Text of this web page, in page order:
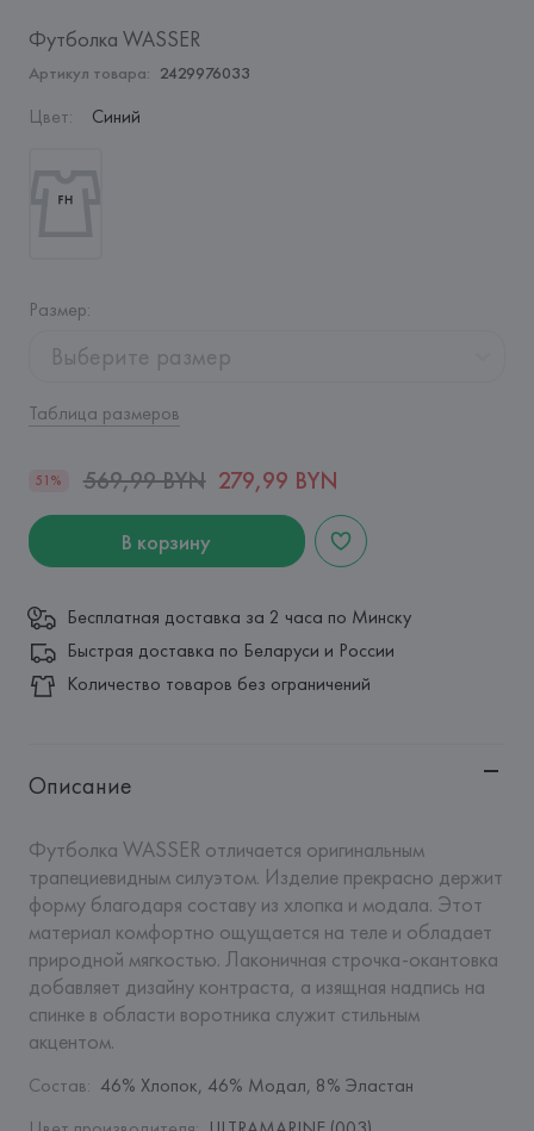
Футболка WASSER
Артикул товара: 2429976033
Цвет: Синий
Размер:
Выберите размер
Таблица размеров
51% 569,99 BYN 279,99 BYN
В корзину
Бесплатная доставка за 2 часа по Минску
Быстрая доставка по Беларуси и России
Количество товаров без ограничений
Описание
Футболка WASSER отличается оригинальным
трапециевидным силуэтом. Изделие прекрасно держит
форму благодаря составу из хлопка и модала. Этот
материал комфортно ощущается на теле и обладает
природной мягкостью. Лаконичная строчка-окантовка
добавляет дизайну контраста, а изящная надпись на
спинке в области воротника служит стильным
акцентом.
Состав: 46% Хлопок, 46% Модал, 8% Эластан